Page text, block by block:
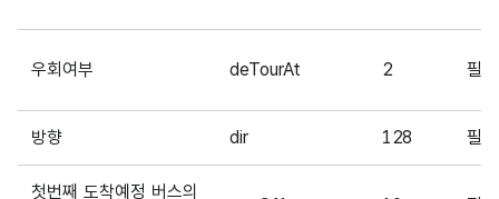
우회여부 deTourAt 2 필
방향 dir 128 필
첫번째 도착예정 버스의